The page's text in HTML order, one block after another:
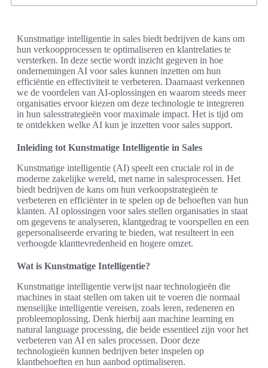
Kunstmatige intelligentie in sales biedt bedrijven de kans om
hun verkoopprocessen te optimaliseren en klantrelaties te
versterken. In deze sectie wordt inzicht gegeven in hoe
ondernemingen AI voor sales kunnen inzetten om hun
efficiëntie en effectiviteit te verbeteren. Daarnaast verkennen
we de voordelen van AI-oplossingen en waarom steeds meer
organisaties ervoor kiezen om deze technologie te integreren
in hun salesstrategieën voor maximale impact. Het is tijd om
te ontdekken welke AI kun je inzetten voor sales support.
Inleiding tot Kunstmatige Intelligentie in Sales
Kunstmatige intelligentie (AI) speelt een cruciale rol in de
moderne zakelijke wereld, met name in salesprocessen. Het
biedt bedrijven de kans om hun verkoopstrategieën te
verbeteren en efficiënter in te spelen op de behoeften van hun
klanten. AI oplossingen voor sales stellen organisaties in staat
om gegevens te analyseren, klantgedrag te voorspellen en een
gepersonaliseerde ervaring te bieden, wat resulteert in een
verhoogde klanttevredenheid en hogere omzet.
Wat is Kunstmatige Intelligentie?
Kunstmatige intelligentie verwijst naar technologieën die
machines in staat stellen om taken uit te voeren die normaal
menselijke intelligentie vereisen, zoals leren, redeneren en
probleemoplossing. Denk hierbij aan machine learning en
natural language processing, die beide essentieel zijn voor het
verbeteren van AI en sales processen. Door deze
technologieën kunnen bedrijven beter inspelen op
klantbehoeften en hun aanbod optimaliseren.